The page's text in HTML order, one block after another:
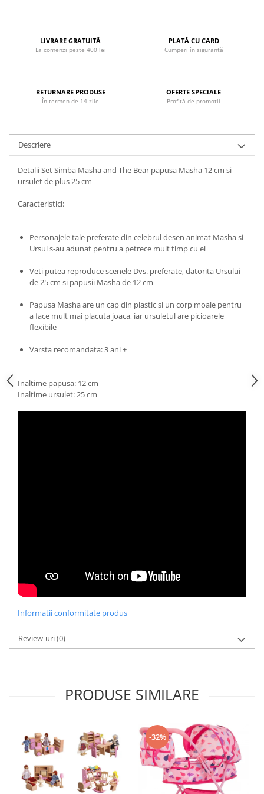
Ludicus Games
Marionette
Mentari
MillaMinis
Noris
PolarB by Viga
Progarden
Prosperplast
Purple Cow
Raduka
Sequin Art
Silverlit
Simba
Viga Toys
Wonderworld
Woody
LIVRARE GRATUITĂ
La comenzi peste 400 lei
PLATĂ CU CARD
Cumperi în siguranță
RETURNARE PRODUSE
În termen de 14 zile
OFERTE SPECIALE
Profită de promoții
Descriere
Detalii Set Simba Masha and The Bear papusa Masha 12 cm si
ursulet de plus 25 cm
Caracteristici:
Personajele tale preferate din celebrul desen animat Masha si
Ursul s-au adunat pentru a petrece mult timp cu ei
Veti putea reproduce scenele Dvs. preferate, datorita Ursului
de 25 cm si papusii Masha de 12 cm
Papusa Masha are un cap din plastic si un corp moale pentru
a face mult mai placuta joaca, iar ursuletul are picioarele
flexibile
Varsta recomandata: 3 ani +
Inaltime papusa: 12 cm
Inaltime ursulet: 25 cm
Informatii conformitate produs
Review-uri(0)
PRODUSE SIMILARE
-32%